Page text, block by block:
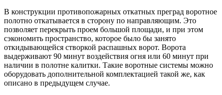
В конструкции противопожарных откатных преград воротное
полотно откатывается в сторону по направляющим. Это
позволяет перекрыть проем большой площади, и при этом
сэкономить пространство, которое было бы занято
откидывающейся створкой распашных ворот. Ворота
выдерживают 90 минут воздействия огня или 60 минут при
наличии в полотне калитки. Такие воротные системы можно
оборудовать дополнительной комплектацией такой же, как
описано в предыдущем случае.